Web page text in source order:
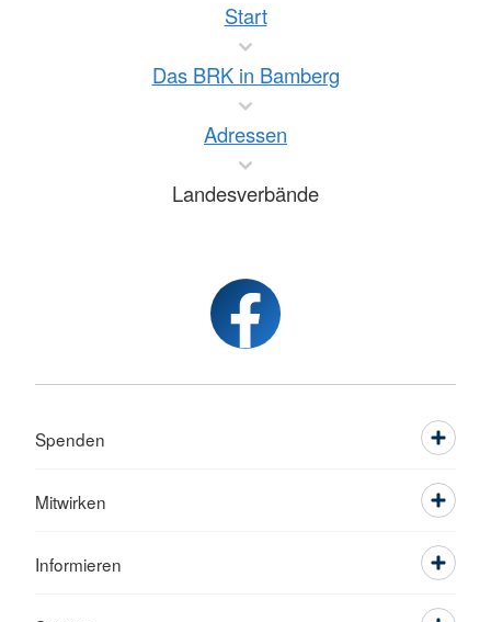
Start
Das BRK in Bamberg
Adressen
Landesverbände
Spenden
Mitwirken
Informieren